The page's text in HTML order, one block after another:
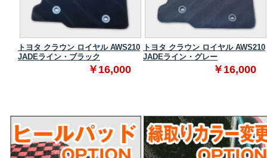
トヨタ クラウン ロイヤル AWS210
JADEライン・ブラック
￥16,000
トヨタ クラウン ロイヤル AWS210
JADEライン・グレー
￥16,000